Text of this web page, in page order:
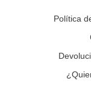
Política